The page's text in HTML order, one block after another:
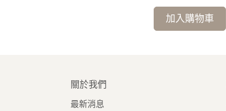
加入購物車
關於我們
最新消息